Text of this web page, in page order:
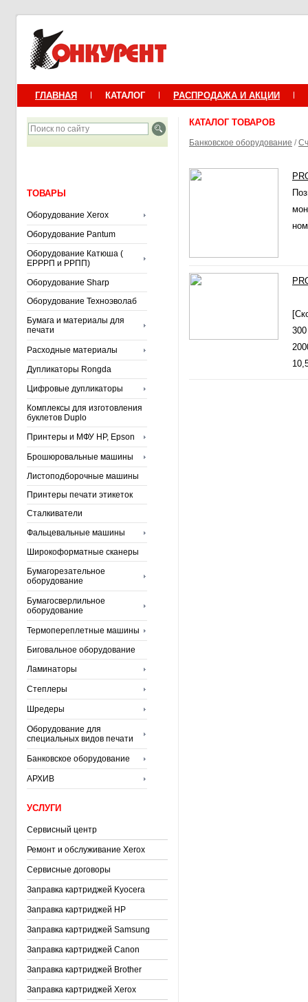
ГЛАВНАЯ КАТАЛОГ РАСПРОДАЖА И АКЦИИ
ТОВАРЫ
Оборудование Xerox
Оборудование Pantum
Оборудование Катюша (
ЕРРРП и РРПП)
Оборудование Sharp
Оборудование Техноэволаб
Бумага и материалы для
печати
Расходные материалы
Дупликаторы Rongda
Цифровые дупликаторы
Комплексы для изготовления
буклетов Duplo
Принтеры и МФУ HP, Epson
Брошюровальные машины
Листоподборочные машины
Принтеры печати этикеток
Сталкиватели
Фальцевальные машины
Широкоформатные сканеры
Бумагорезательное
оборудование
Бумагосверлильное
оборудование
Термопереплетные машины
Биговальное оборудование
Ламинаторы
Степлеры
Шредеры
Оборудование для
специальных видов печати
Банковское оборудование
АРХИВ
УСЛУГИ
Сервисный центр
Ремонт и обслуживание Xerox
Сервисные договоры
Заправка картриджей Kyocera
Заправка картриджей HP
Заправка картриджей Samsung
Заправка картриджей Canon
Заправка картриджей Brother
Заправка картриджей Xerox
КАТАЛОГ ТОВАРОВ
Банковское оборудование /